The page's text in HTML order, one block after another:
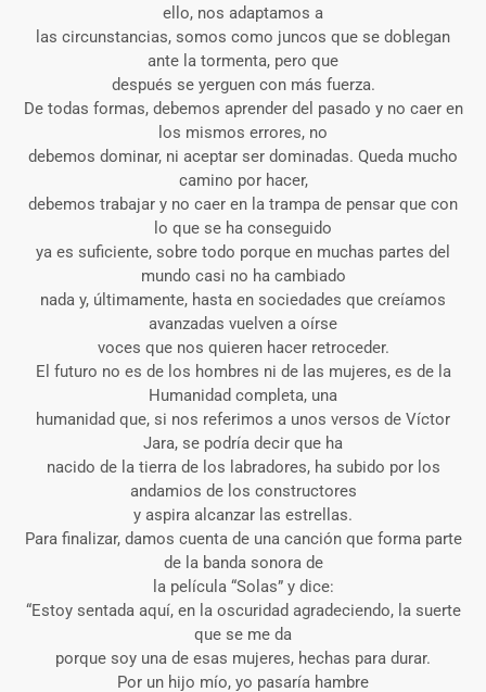
ello, nos adaptamos a
las circunstancias, somos como juncos que se doblegan
ante la tormenta, pero que
después se yerguen con más fuerza.
De todas formas, debemos aprender del pasado y no caer en
los mismos errores, no
debemos dominar, ni aceptar ser dominadas. Queda mucho
camino por hacer,
debemos trabajar y no caer en la trampa de pensar que con
lo que se ha conseguido
ya es suficiente, sobre todo porque en muchas partes del
mundo casi no ha cambiado
nada y, últimamente, hasta en sociedades que creíamos
avanzadas vuelven a oírse
voces que nos quieren hacer retroceder.
El futuro no es de los hombres ni de las mujeres, es de la
Humanidad completa, una
humanidad que, si nos referimos a unos versos de Víctor
Jara, se podría decir que ha
nacido de la tierra de los labradores, ha subido por los
andamios de los constructores
y aspira alcanzar las estrellas.
Para finalizar, damos cuenta de una canción que forma parte
de la banda sonora de
la película “Solas” y dice:
“Estoy sentada aquí, en la oscuridad agradeciendo, la suerte
que se me da
porque soy una de esas mujeres, hechas para durar.
Por un hijo mío, yo pasaría hambre